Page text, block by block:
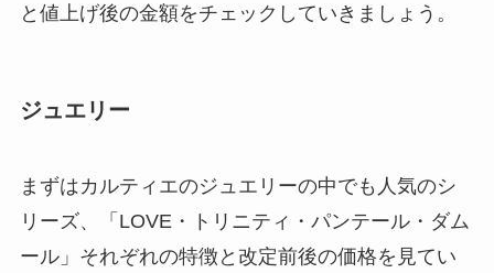
と値上げ後の金額をチェックしていきましょう。
ジュエリー
まずはカルティエのジュエリーの中でも人気のシ
リーズ、「LOVE・トリニティ・パンテール・ダム
ール」それぞれの特徴と改定前後の価格を見てい